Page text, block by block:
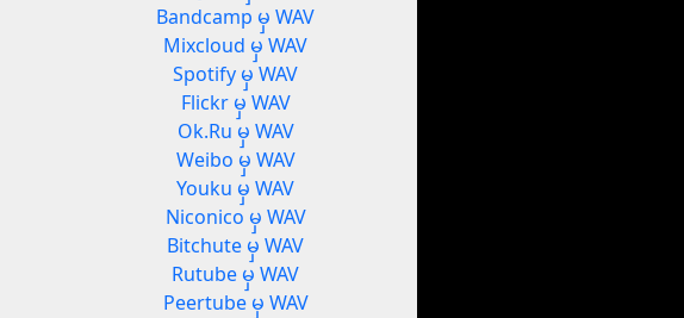
Bandcamp မှ WAV
Mixcloud မှ WAV
Spotify မှ WAV
Flickr မှ WAV
Ok.Ru မှ WAV
Weibo မှ WAV
Youku မှ WAV
Niconico မှ WAV
Bitchute မှ WAV
Rutube မှ WAV
Peertube မှ WAV